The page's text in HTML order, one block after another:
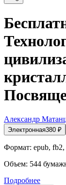
Александр
Электронная380 ₽
Формат: epub,
Объем: 544
Подробнее